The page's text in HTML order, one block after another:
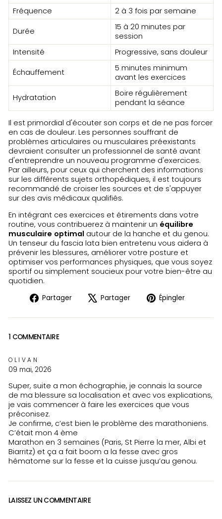
Fréquence
2 à 3 fois par semaine
Durée
15 à 20 minutes par
session
Intensité
Progressive, sans douleur
Échauffement
5 minutes minimum
avant les exercices
Hydratation
Boire régulièrement
pendant la séance
Il est primordial d'écouter son corps et de ne pas forcer
en cas de douleur. Les personnes souffrant de
problèmes articulaires ou musculaires préexistants
devraient consulter un professionnel de santé avant
d'entreprendre un nouveau programme d'exercices.
Par ailleurs, pour ceux qui cherchent des informations
sur les différents sujets orthopédiques, il est toujours
recommandé de croiser les sources et de s'appuyer
sur des avis médicaux qualifiés.
En intégrant ces exercices et étirements dans votre
routine, vous contribuerez à maintenir un équilibre
musculaire optimal autour de la hanche et du genou.
Un tenseur du fascia lata bien entretenu vous aidera à
prévenir les blessures, améliorer votre posture et
optimiser vos performances physiques, que vous soyez
sportif ou simplement soucieux pour votre bien-être au
quotidien.
Partager
Partager
Facebook
Partager
Tweeter
X
Épingler
1 COMMENTAIRE
OLIVAN
09 mai, 2026
Super, suite a mon échographie, je connais la source
de ma blessure sa localisation et avec vos explications,
je vais commencer à faire les exercices que vous
préconisez.
Je confirme, c’est bien le problème des marathoniens.
C’était mon 4 ème
Marathon en 3 semaines (Paris, St Pierre la mer, Albi et
Biarritz) et ça a fait boom a la fesse avec gros
hématome sur la fesse et la cuisse jusqu’au genou.
LAISSEZ UN COMMENTAIRE